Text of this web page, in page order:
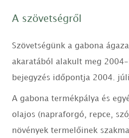
A szövetségről
Szövetségünk a gabona
akaratából alakult meg
bejegyzés időpontja 2004.
A gabona termékpálya és
olajos (napraforgó, repce,
növények termelőinek